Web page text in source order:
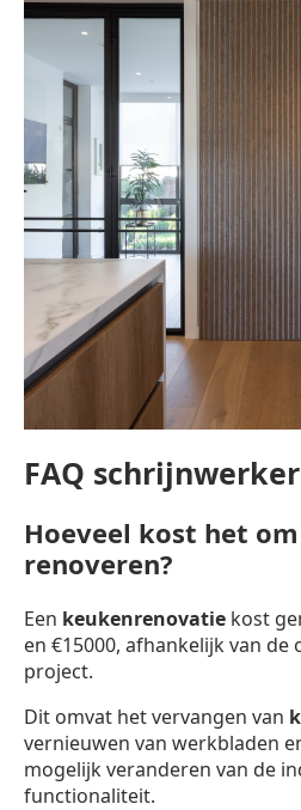
FAQ
Hoeveel kost het
renoveren?
Een keukenrenovatie kost
en €15000, afhankelijk van de
project.
Dit omvat het vervangen van
vernieuwen van werkbladen
mogelijk veranderen van de
functionaliteit.